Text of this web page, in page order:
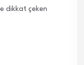
dikkat çeken